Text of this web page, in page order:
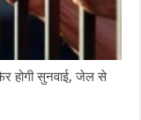
होगी सुनवाई, जेल से